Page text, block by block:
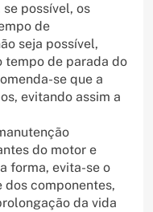
possível, os
de
seja possível,
tempo de parada do
se que a
evitando assim a
do motor e
forma, evita-se o
componentes,
da vida